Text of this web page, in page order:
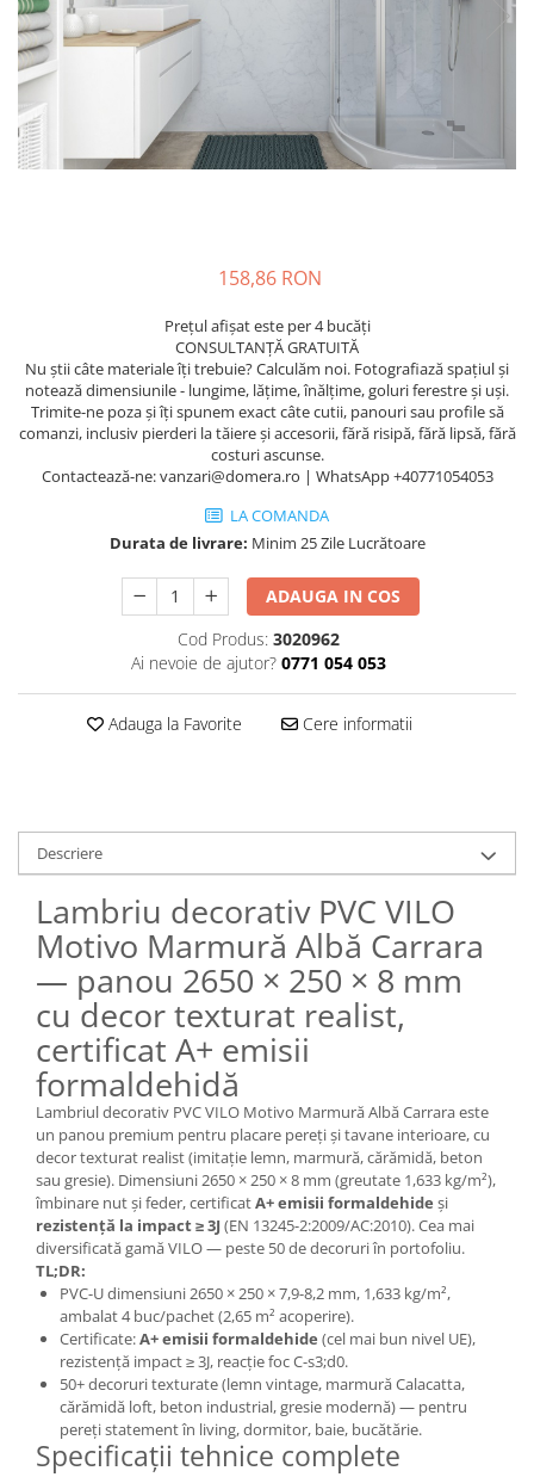
158,86 RON
Prețul afișat este per 4 bucăți
CONSULTANȚĂ GRATUITĂ
Nu știi câte materiale îți trebuie? Calculăm noi. Fotografiază spațiul și
notează dimensiunile - lungime, lățime, înălțime, goluri ferestre și uși.
Trimite-ne poza și îți spunem exact câte cutii, panouri sau profile să
comanzi, inclusiv pierderi la tăiere și accesorii, fără risipă, fără lipsă, fără
costuri ascunse.
Contactează-ne: vanzari@domera.ro | WhatsApp +40771054053
LA COMANDA
Durata de livrare: Minim 25 Zile Lucrătoare
ADAUGA IN COS
Cod Produs: 3020962
Ai nevoie de ajutor? 0771 054 053
Adauga la Favorite Cere informatii
Descriere
Lambriu decorativ PVC VILO
Motivo Marmură Albă Carrara
— panou 2650 × 250 × 8 mm
cu decor texturat realist,
certificat A+ emisii
formaldehidă
Lambriul decorativ PVC VILO Motivo Marmură Albă Carrara este
un panou premium pentru placare pereți și tavane interioare, cu
decor texturat realist (imitație lemn, marmură, cărămidă, beton
sau gresie). Dimensiuni 2650 × 250 × 8 mm (greutate 1,633 kg/m²),
îmbinare nut și feder, certificatA+ emisii formaldehide și
rezistență la impact ≥ 3J (EN 13245-2:2009/AC:2010). Cea mai
diversificată gamă VILO — peste 50 de decoruri în portofoliu.
TL;DR:
PVC-U dimensiuni 2650 × 250 × 7,9-8,2 mm, 1,633 kg/m²,
ambalat 4 buc/pachet (2,65 m² acoperire).
Certificate:A+ emisii formaldehide (cel mai bun nivel UE),
rezistență impact ≥ 3J, reacție foc C-s3;d0.
50+ decoruri texturate (lemn vintage, marmură Calacatta,
cărămidă loft, beton industrial, gresie modernă) — pentru
pereți statement în living, dormitor, baie, bucătărie.
Specificații tehnice complete